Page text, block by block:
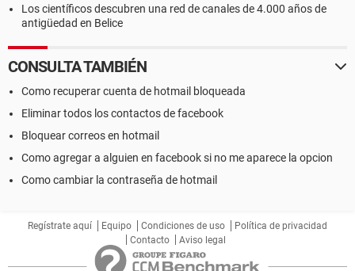
Los científicos descubren una red de canales de 4.000 años de
antigüedad en Belice
CONSULTA TAMBIÉN
Como recuperar cuenta de hotmail bloqueada
Eliminar todos los contactos de facebook
Bloquear correos en hotmail
Como agregar a alguien en facebook si no me aparece la opcion
Como cambiar la contraseña de hotmail
Regístrate aquí Equipo Condiciones de uso
Política de privacidad
Contacto
Aviso legal